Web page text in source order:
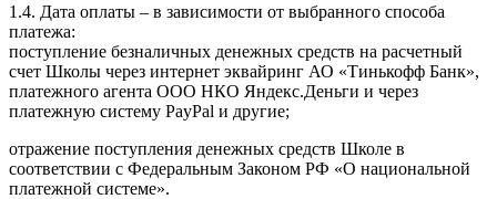
1.4. Дата оплаты – в зависимости от выбранного способа
платежа:
поступление безналичных денежных средств на расчетный
счет Школы через интернет эквайринг АО «Тинькофф Банк»,
платежного агента ООО НКО Яндекс.Деньги и через
платежную систему PayPal и другие;
отражение поступления денежных средств Школе в
соответствии с Федеральным Законом РФ «О национальной
платежной системе».